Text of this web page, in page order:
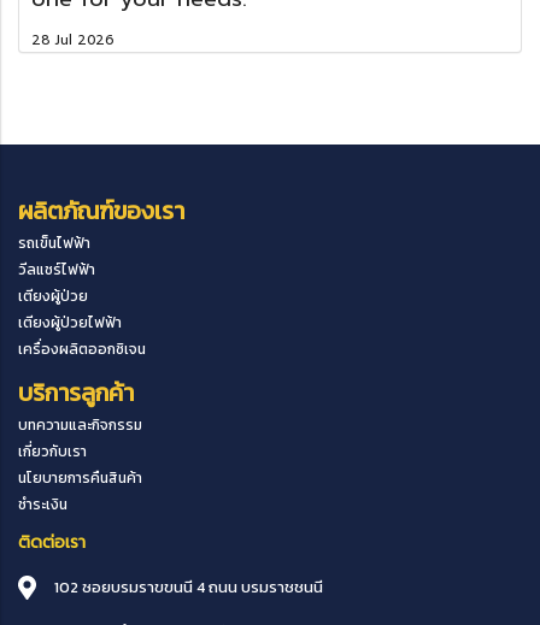
28 Jul 2026
ผลิตภัณฑ์ของเรา
รถเข็นไฟฟ้า
วีลแชร์ไฟฟ้า
เตียงผู้ป่วย
เตียงผู้ป่วยไฟฟ้า
เครื่องผลิตออกซิเจน
บริการลูกค้า
บทความและกิจกรรม
เกี่ยวกับเรา
นโยบายการคืนสินค้า
ชำระเงิน
ติดต่อเรา
102 ซอยบรมราขขนนี 4 ถนน บรมราชชนนี